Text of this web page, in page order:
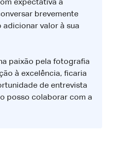
expectativa a
brevemente
valor à sua
paixão pela fotografia
à excelência, ficaria
de entrevista
posso colaborar com a